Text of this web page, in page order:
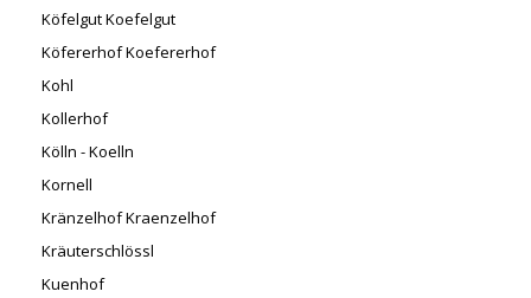
Köfelgut Koefelgut
Köfererhof Koefererhof
Kohl
Kollerhof
Kölln - Koelln
Kornell
Kränzelhof Kraenzelhof
Kräuterschlössl
Kuenhof